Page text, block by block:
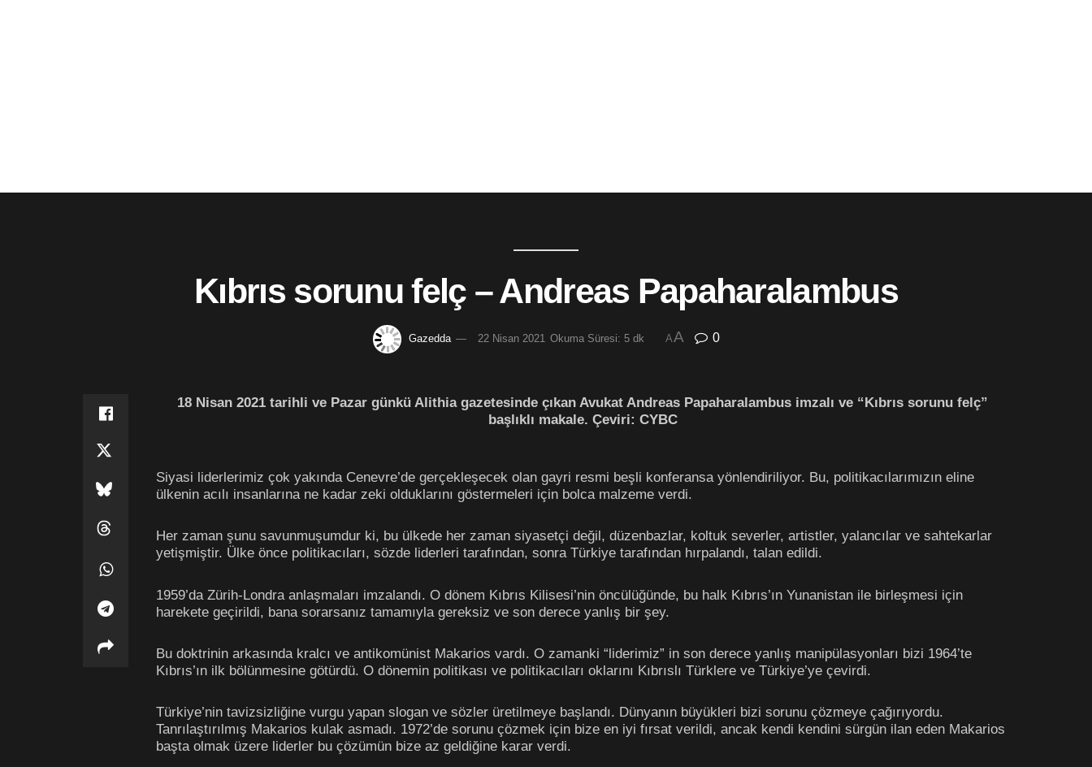
Kıbrıs sorunu felç – Andreas Papaharalambus
Gazedda 22 Nisan 2021 Okuma Süresi: 5 dk AA 0
18 Nisan 2021 tarihli ve Pazar günkü Alithia gazetesinde çıkan Avukat Andreas Papaharalambus imzalı ve “Kıbrıs sorunu felç”
başlıklı makale. Çeviri: CYBC
Siyasi liderlerimiz çok yakında Cenevre’de gerçekleşecek olan gayri resmi beşli konferansa yönlendiriliyor. Bu, politikacılarımızın eline
ülkenin acılı insanlarına ne kadar zeki olduklarını göstermeleri için bolca malzeme verdi.
Her zaman şunu savunmuşumdur ki, bu ülkede her zaman siyasetçi değil, düzenbazlar, koltuk severler, artistler, yalancılar ve sahtekarlar
yetişmiştir. Ülke önce politikacıları, sözde liderleri tarafından, sonra Türkiye tarafından hırpalandı, talan edildi.
1959’da Zürih-Londra anlaşmaları imzalandı. O dönem Kıbrıs Kilisesi’nin öncülüğünde, bu halk Kıbrıs’ın Yunanistan ile birleşmesi için
harekete geçirildi, bana sorarsanız tamamıyla gereksiz ve son derece yanlış bir şey.
Bu doktrinin arkasında kralcı ve antikomünist Makarios vardı. O zamanki “liderimiz” in son derece yanlış manipülasyonları bizi 1964’te
Kıbrıs’ın ilk bölünmesine götürdü. O dönemin politikası ve politikacıları oklarını Kıbrıslı Türklere ve Türkiye’ye çevirdi.
Türkiye’nin tavizsizliğine vurgu yapan slogan ve sözler üretilmeye başlandı. Dünyanın büyükleri bizi sorunu çözmeye çağırıyordu.
Tanrılaştırılmış Makarios kulak asmadı. 1972’de sorunu çözmek için bize en iyi fırsat verildi, ancak kendi kendini sürgün ilan eden Makarios
başta olmak üzere liderler bu çözümün bize az geldiğine karar verdi.